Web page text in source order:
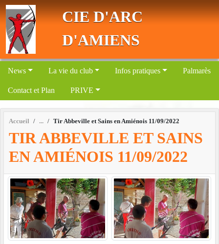
CIE D'ARC
D'AMIENS
News La vie du club Infos pratiques Palmarès
Contact et Plan PRIVE
Accueil Tir Abbeville et Sains en Amiénois 11/09/2022
TIR ABBEVILLE ET SAINS
EN AMIÉNOIS 11/09/2022
Panneau de gestion des cookies